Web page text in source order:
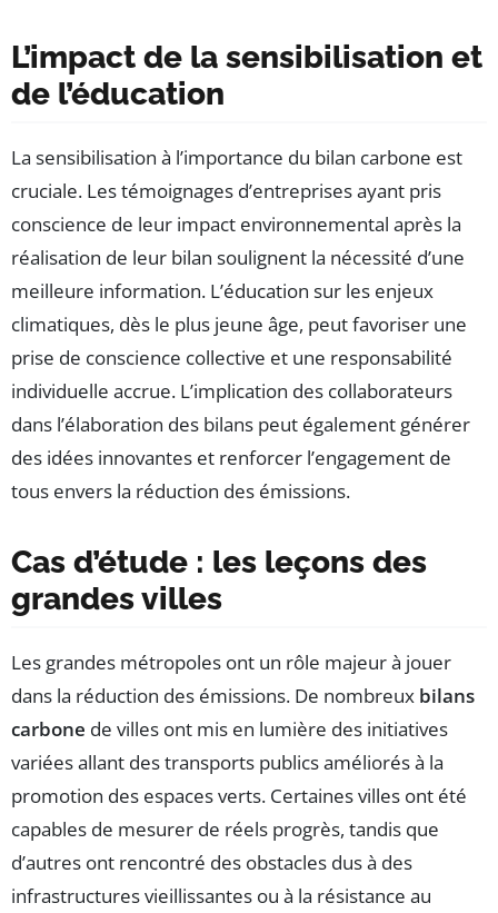
L’impact de la sensibilisation et
de l’éducation
La sensibilisation à l’importance du bilan carbone est
cruciale. Les témoignages d’entreprises ayant pris
conscience de leur impact environnemental après la
réalisation de leur bilan soulignent la nécessité d’une
meilleure information. L’éducation sur les enjeux
climatiques, dès le plus jeune âge, peut favoriser une
prise de conscience collective et une responsabilité
individuelle accrue. L’implication des collaborateurs
dans l’élaboration des bilans peut également générer
des idées innovantes et renforcer l’engagement de
tous envers la réduction des émissions.
Cas d’étude : les leçons des
grandes villes
Les grandes métropoles ont un rôle majeur à jouer
dans la réduction des émissions. De nombreux bilans
carbone de villes ont mis en lumière des initiatives
variées allant des transports publics améliorés à la
promotion des espaces verts. Certaines villes ont été
capables de mesurer de réels progrès, tandis que
d’autres ont rencontré des obstacles dus à des
infrastructures vieillissantes ou à la résistance au